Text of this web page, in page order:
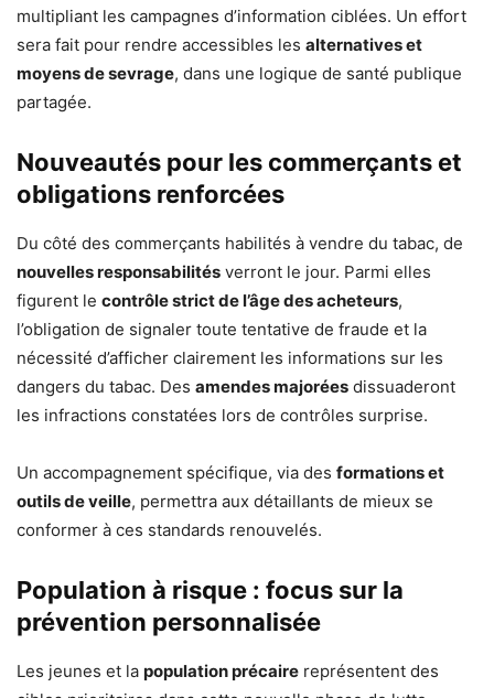
multipliant les campagnes d’information ciblées. Un effort
sera fait pour rendre accessibles les alternatives et
moyens de sevrage, dans une logique de santé publique
partagée.
Nouveautés pour les commerçants et
obligations renforcées
Du côté des commerçants habilités à vendre du tabac, de
nouvelles responsabilités verront le jour. Parmi elles
figurent le contrôle strict de l’âge des acheteurs,
l’obligation de signaler toute tentative de fraude et la
nécessité d’afficher clairement les informations sur les
dangers du tabac. Des amendes majorées dissuaderont
les infractions constatées lors de contrôles surprise.
Un accompagnement spécifique, via des formations et
outils de veille, permettra aux détaillants de mieux se
conformer à ces standards renouvelés.
Population à risque : focus sur la
prévention personnalisée
Les jeunes et la population précaire représentent des